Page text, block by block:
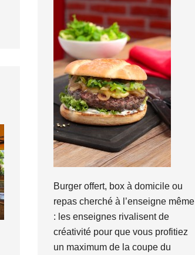
Burger offert, box à domicile ou
repas cherché à l’enseigne même
: les enseignes rivalisent de
créativité pour que vous profitiez
un maximum de la coupe du